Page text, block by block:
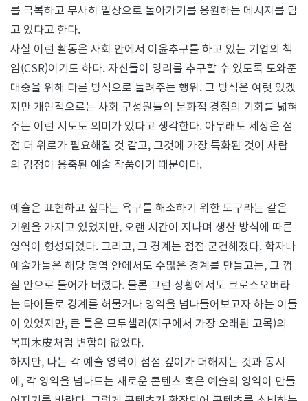
를 극복하고 무사히 일상으로 돌아가기를 응원하는 메시지를 담
고 있다고 한다.
사실 이런 활동은 사회 안에서 이윤추구를 하고 있는 기업의 책
임(CSR)이기도 하다. 자신들이 영리를 추구할 수 있도록 도와준
대중을 위해 다른 방식으로 돌려주는 행위. 그 방식은 여럿 있겠
지만 개인적으로는 사회 구성원들의 문화적 경험의 기회를 넓혀
주는 이런 시도도 의미가 있다고 생각한다. 아무래도 세상은 점
점 더 위로가 필요해질 것 같고, 그것에 가장 특화된 것이 사람
의 감정이 응축된 예술 작품이기 때문이다.
예술은 표현하고 싶다는 욕구를 해소하기 위한 도구라는 같은
기원을 가지고 있었지만, 오랜 시간이 지나며 생산 방식에 따른
영역이 형성되었다. 그리고, 그 경계는 점점 굳건해졌다. 학자나
예술가들은 해당 영역 안에서도 수많은 경계를 만들고는, 그 껍
질 안으로 들어가 버렸다. 물론 그런 상황에서도 크로스오버라
는 타이틀로 경계를 허물거나 영역을 넘나들어보고자 하는 이들
이 있었지만, 큰 틀은 므두셀라(지구에서 가장 오래된 고목)의
목피木皮처럼 변함이 없었다.
하지만, 나는 각 예술 영역이 점점 깊이가 더해지는 것과 동시
에, 각 영역을 넘나드는 새로운 콘텐츠 혹은 예술의 영역이 만들